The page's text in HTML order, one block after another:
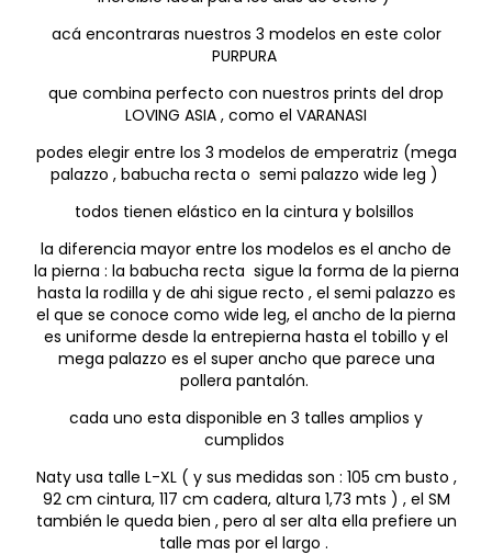
acá encontraras nuestros 3 modelos en este color
PURPURA
que combina perfecto con nuestros prints del drop
LOVING ASIA , como el VARANASI
podes elegir entre los 3 modelos de emperatriz (mega
palazzo , babucha recta o semi palazzo wide leg )
todos tienen elástico en la cintura y bolsillos
la diferencia mayor entre los modelos es el ancho de
la pierna : la babucha recta sigue la forma de la pierna
hasta la rodilla y de ahi sigue recto , el semi palazzo es
el que se conoce como wide leg, el ancho de la pierna
es uniforme desde la entrepierna hasta el tobillo y el
mega palazzo es el super ancho que parece una
pollera pantalón.
cada uno esta disponible en 3 talles amplios y
cumplidos
Naty usa talle L-XL ( y sus medidas son : 105 cm busto ,
92 cm cintura, 117 cm cadera, altura 1,73 mts ) , el SM
también le queda bien , pero al ser alta ella prefiere un
talle mas por el largo .